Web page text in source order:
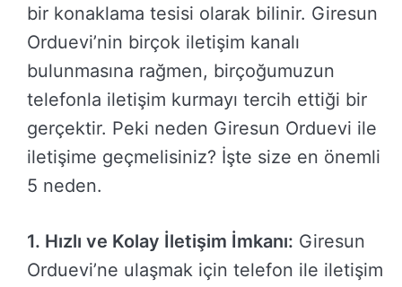
bir konaklama tesisi olarak bilinir. Giresun
Orduevi’nin birçok iletişim kanalı
bulunmasına rağmen, birçoğumuzun
telefonla iletişim kurmayı tercih ettiği bir
gerçektir. Peki neden Giresun Orduevi ile
iletişime geçmelisiniz? İşte size en önemli
5 neden.
1. Hızlı ve Kolay İletişim İmkanı: Giresun
Orduevi’ne ulaşmak için telefon ile iletişim